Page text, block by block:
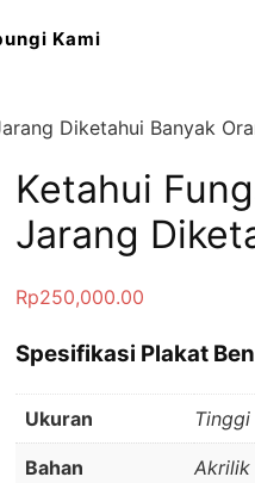
Kami
Diketahui Banyak
Ketahui
Jarang
Rp250,000.00
Spesifikasi Plakat
Ukuran Tinggi
Bahan Akrilik